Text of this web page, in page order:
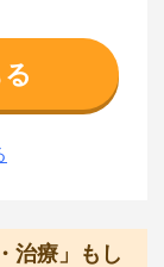
治療」もし